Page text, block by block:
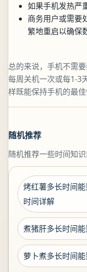
如果手机发热严
商务用户或需要
繁地重启以确保
总的来说，手机不需
每周关机一次或每1-3
样既能保持手机的最
随机推荐
随机推荐一些时间知
烤红薯多长时间
时间详解
煮猪肝多长时间
萝卜煮多长时间